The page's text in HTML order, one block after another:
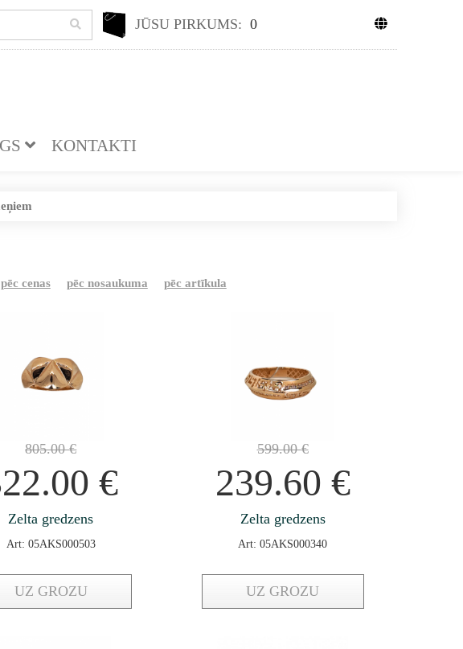
JŪSU PIRKUMS: 0
KONTAKTI
pēc cenas pēc nosaukuma pēc artīkula
805.00€
€
Zelta gredzens
Art: 05AKS000503
UZ GROZU
599.00€
239.60 €
Zelta gredzens
Art: 05AKS000340
UZ GROZU